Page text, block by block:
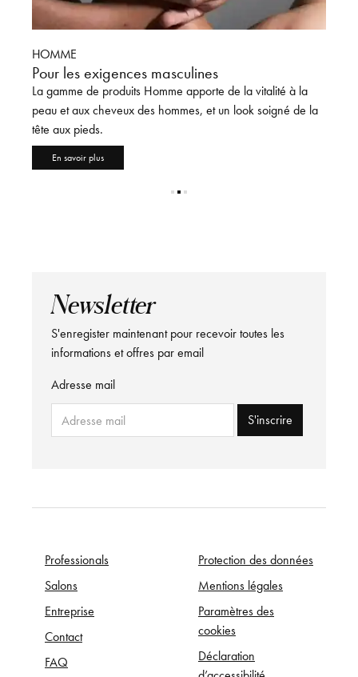
HOMME
Pour les exigences masculines
La gamme de produits Homme apporte de la vitalité à la
peau et aux cheveux des hommes, et un look soigné de la
tête aux pieds.
En savoir plus
Newsletter
S'enregister maintenant pour recevoir toutes les
informations et offres par email
Adresse mail
S'inscrire
Professionals
Salons
Entreprise
Contact
FAQ
Protection des données
Mentions légales
Paramètres des
cookies
Déclaration